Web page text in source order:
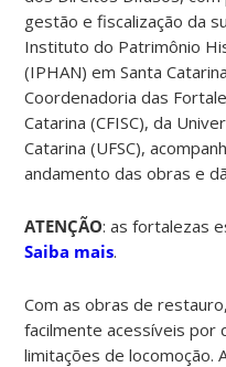
gestão e fiscalização da
Instituto do Patrimônio
(IPHAN) em Santa
Coordenadoria das
Catarina (CFISC), da
Catarina (UFSC),
andamento das obras e
ATENÇÃO: as fortalezas
Saiba mais.
Com as obras de
facilmente acessíveis por
limitações de locomoção.